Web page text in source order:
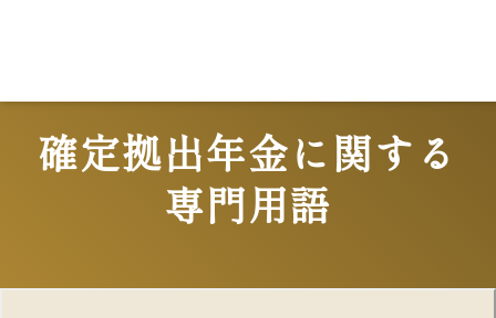
確定拠出年金に関する
専門用語